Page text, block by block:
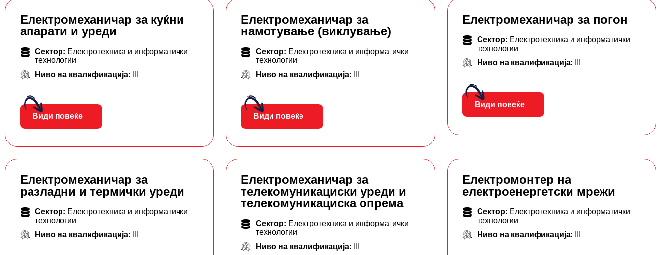
Електромеханичар за куќни
апарати и уреди
Сектор: Електротехника и информатички
технологии
Ниво на квалификација:
Види повеќе
Електромеханичар за
намотување (виклување)
Сектор: Електротехника и информатички
технологии
Ниво на квалификација:
Види повеќе
Електромеханичар за погон
Сектор: Електротехника и информатички
технологии
Ниво на квалификација:
Види повеќе
Електромеханичар за
разладни и термички уреди
Сектор: Електротехника и информатички
технологии
Ниво на квалификација:
Електромеханичар за
телекомуникациски уреди и
телекомуникациска опрема
Сектор: Електротехника и информатички
технологии
Ниво на квалификација:
Електромонтер на
електроенергетски мрежи
Сектор: Електротехника и информатички
технологии
Ниво на квалификација: